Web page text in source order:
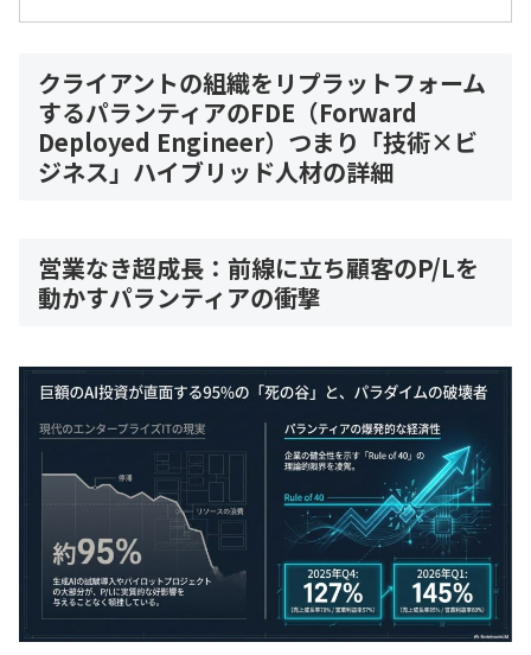
クライアントの組織をリプラットフォーム
するパランティアのFDE（Forward
Deployed Engineer）つまり「技術×ビ
ジネス」ハイブリッド人材の詳細
営業なき超成長：前線に立ち顧客のP/Lを
動かすパランティアの衝撃